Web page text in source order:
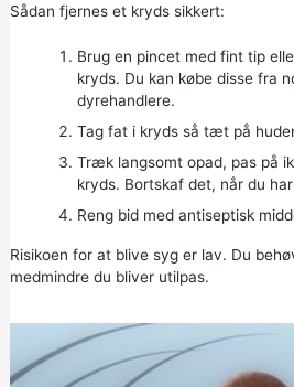
Sådan fjernes et kryds sikkert:
Brug en pincet med fint tip
kryds. Du kan købe disse fra
dyrehandlere.
Tag fat i kryds så tæt på
Træk langsomt opad, pas på
kryds. Bortskaf det, når du
Reng bid med antiseptisk
Risikoen for at blive syg er lav. Du
medmindre du bliver utilpas.